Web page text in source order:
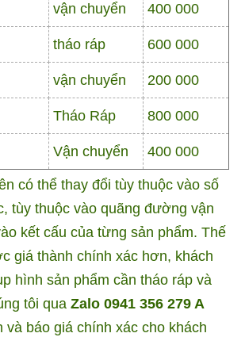
vận chuyển 400 000
tháo ráp 600 000
vận chuyển 200 000
Tháo Ráp 800 000
Vận chuyển 400 000
có thể thay đổi tùy thuộc vào số
tùy thuộc vào quãng đường vận
kết cấu của từng sản phẩm. Thế
giá thành chính xác hơn, khách
hình sản phẩm cần tháo ráp và
tôi qua Zalo 0941 356 279 A
và báo giá chính xác cho khách